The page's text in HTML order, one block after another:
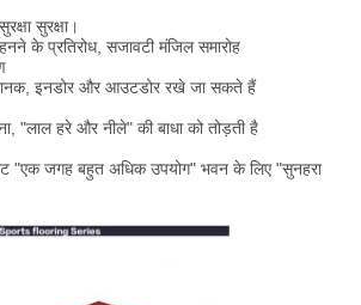
सुरक्षा।
के प्रतिरोध, सजावटी मंजिल समारोह
इनडोर और आउटडोर रखे जा सकते हैं
"लाल हरे और नीले" की बाधा को तोड़ती है
"एक जगह बहुत अधिक उपयोग" भवन के लिए "सुनहरा